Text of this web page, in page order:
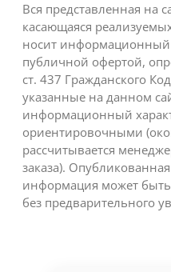
Вся представленная на
касающаяся
носит информационный
публичной офертой,
ст. 437 Гражданского
указанные на данном
информационный
ориентировочными
рассчитывается
заказа).
информация может
без предварительного